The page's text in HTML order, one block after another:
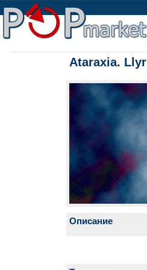
Ataraxia. Llyr
Описание